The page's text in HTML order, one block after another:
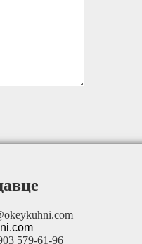
579-61-96